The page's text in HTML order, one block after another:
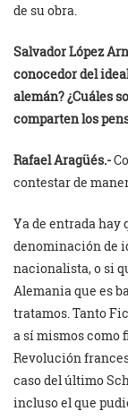
de su obra.
Salvador López
conocedor del
alemán? ¿Cuáles
comparten los
Rafael Aragüés.-
contestar de
Ya de entrada hay
denominación de
nacionalista, o si
Alemania que es
tratamos. Tanto
a sí mismos como
Revolución
caso del último
incluso el que